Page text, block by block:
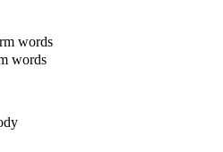
words
words